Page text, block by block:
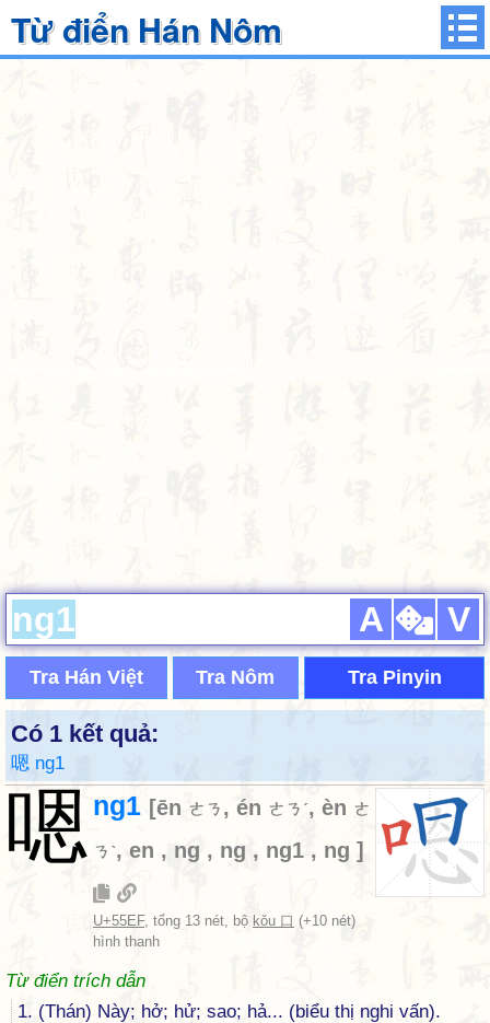
Từ điển Hán Nôm
A V
Tra Hán Việt Tra Nôm Tra Pinyin
Có 1 kết quả:
嗯 ng1
嗯 ng1 [ēn ㄜㄋ , én ㄜㄋˊ, èn ㄜ
ㄋˋ, en , ng , ng , ng1 , ng ]
U+55EF, tổng 13 nét, bộ kǒu 口 (+10 nét)
hình thanh
Từ điển trích dẫn
1. (Thán) Này; hở; hử; sao; hả... (biểu thị nghi vấn).